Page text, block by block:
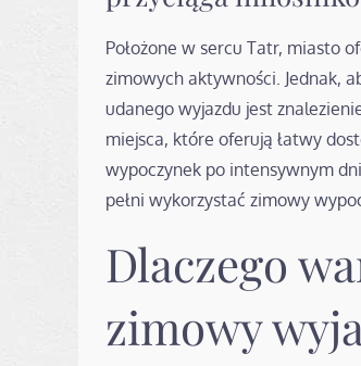
Położone w sercu Tatr, miasto
zimowych aktywności. Jednak,
udanego wyjazdu jest
miejsca, które oferują łatwy
wypoczynek po intensywnym
pełni wykorzystać zimowy
Dlaczego
zimowy